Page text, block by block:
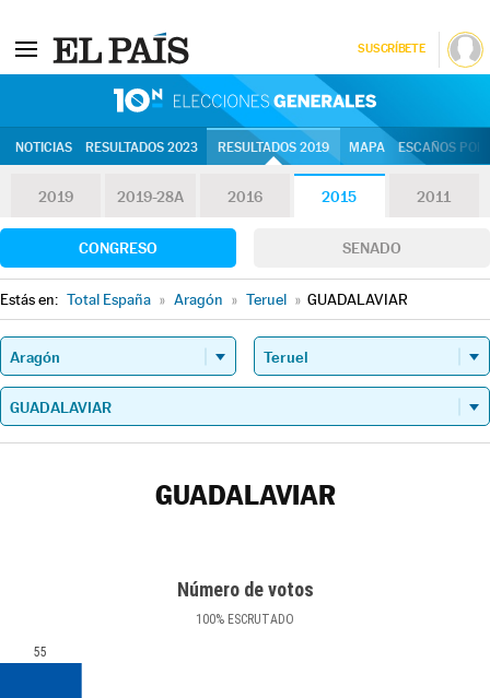
SUSCRÍBETE
NOTICIAS RESULTADOS 2023 RESULTADOS 2019 MAPA ESCAÑOS
2019 2019-28A 2016 2015 2011
CONGRESO SENADO
Estás en: Total España » Aragón » Teruel » GUADALAVIAR
GUADALAVIAR
Número de votos
100% ESCRUTADO
55